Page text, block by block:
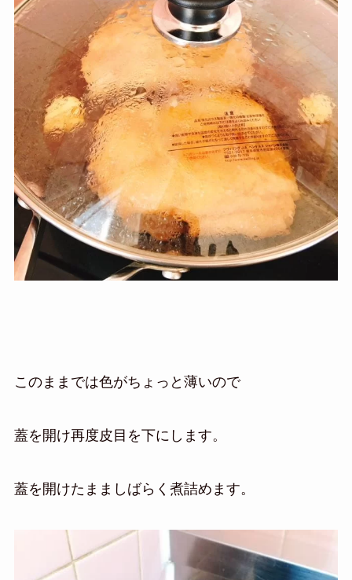
このままでは色がちょっと薄いので
蓋を開け再度皮目を下にします。
蓋を開けたまましばらく煮詰めます。